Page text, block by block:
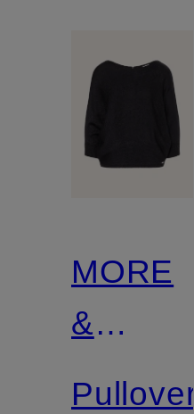
MORE
&
MORE
Pullover